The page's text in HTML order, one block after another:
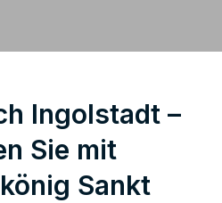
Ingolstadt –
Sie mit
Sankt